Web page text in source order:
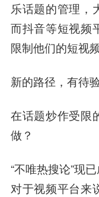
乐话题的管理，
而抖音等短视频
限制他们的短视
新的路径，有待
在话题炒作受限
做？
“不唯热搜论”现
对于视频平台来